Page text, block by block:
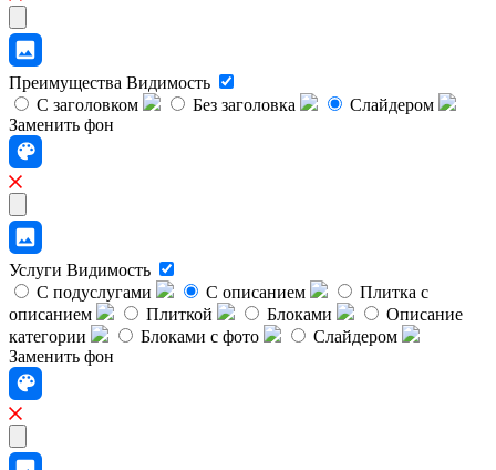
Преимущества Видимость
С заголовком
Без заголовка
Слайдером
Заменить фон
Услуги Видимость
С подуслугами
С описанием
Плитка с
описанием
Плиткой Блоками
Описание
категории
Блоками с фото
Слайдером
Заменить фон